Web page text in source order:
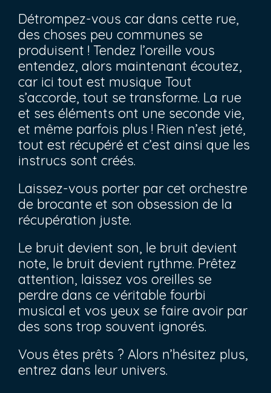
Détrompez-vous car dans cette rue,
des choses peu communes se
produisent ! Tendez l’oreille vous
entendez, alors maintenant écoutez,
car ici tout est musique Tout
s’accorde, tout se transforme. La rue
et ses éléments ont une seconde vie,
et même parfois plus ! Rien n’est jeté,
tout est récupéré et c’est ainsi que les
instrucs sont créés.
Laissez-vous porter par cet orchestre
de brocante et son obsession de la
récupération juste.
Le bruit devient son, le bruit devient
note, le bruit devient rythme. Prêtez
attention, laissez vos oreilles se
perdre dans ce véritable fourbi
musical et vos yeux se faire avoir par
des sons trop souvent ignorés.
Vous êtes prêts ? Alors n’hésitez plus,
entrez dans leur univers.